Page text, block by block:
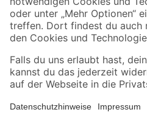
Alle Preisangaben in EUR inkl. gesetzl. MwSt..
Umständen nicht in allen Märkten verfügbar. Die
Produkte nur solange der Vorrat reicht.
*Paketversand ab 59 € versandkostenfrei, gilt